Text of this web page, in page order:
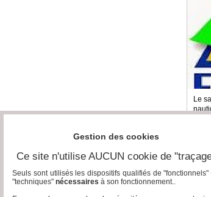
Le
Gestion des cookies
Ce site n'utilise AUCUN cookie de
Seuls sont utilisés les dispositifs qualifiés de "fonctionnels"
"techniques" nécessaires à son fonctionnement..